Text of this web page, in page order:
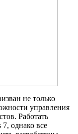
не только
управления
Работать
однако все